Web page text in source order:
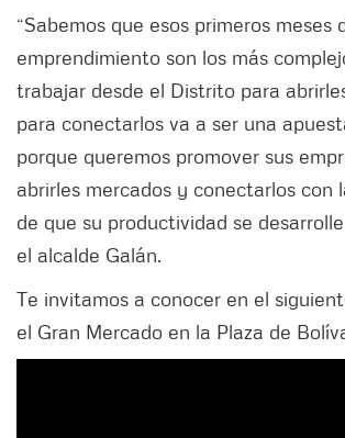
“Sabemos que esos primeros meses
emprendimiento son los más
trabajar desde el Distrito para
para conectarlos va a ser una
porque queremos promover sus
abrirles mercados y conectarlos con
de que su productividad se
el alcalde Galán.
Te invitamos a conocer en el
el Gran Mercado en la Plaza de